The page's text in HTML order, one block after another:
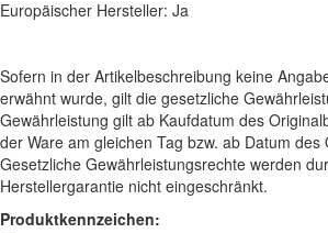
Europäischer Hersteller: Ja
Sofern in der Artikelbeschreibung keine
erwähnt wurde, gilt die gesetzliche
Gewährleistung gilt ab Kaufdatum des
der Ware am gleichen Tag bzw. ab Datum des
Gesetzliche Gewährleistungsrechte werden
Herstellergarantie nicht eingeschränkt.
Produktkennzeichen: